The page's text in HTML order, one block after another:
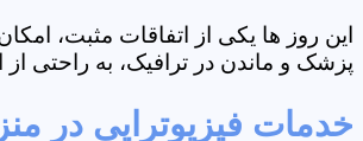
این روز ها یکی از اتفاقات مثبت،
پزشک و ماندن در ترافیک، به راحتی
خدمات فیزیوتراپی در منزل